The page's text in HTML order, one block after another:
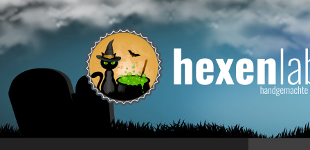
Zum
Inhalt